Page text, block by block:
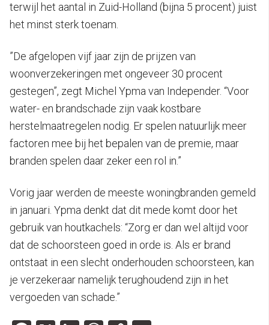
terwijl het aantal in Zuid-Holland (bijna 5 procent) juist
het minst sterk toenam.
”De afgelopen vijf jaar zijn de prijzen van
woonverzekeringen met ongeveer 30 procent
gestegen”, zegt Michel Ypma van Independer. “Voor
water- en brandschade zijn vaak kostbare
herstelmaatregelen nodig. Er spelen natuurlijk meer
factoren mee bij het bepalen van de premie, maar
branden spelen daar zeker een rol in.”
Vorig jaar werden de meeste woningbranden gemeld
in januari. Ypma denkt dat dit mede komt door het
gebruik van houtkachels: “Zorg er dan wel altijd voor
dat de schoorsteen goed in orde is. Als er brand
ontstaat in een slecht onderhouden schoorsteen, kan
je verzekeraar namelijk terughoudend zijn in het
vergoeden van schade.”